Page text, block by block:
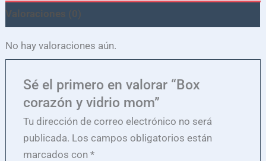
Valoraciones (0)
No hay valoraciones aún.
Sé el primero en valorar “Box
corazón y vidrio mom”
Tu dirección de correo electrónico no será
publicada. Los campos obligatorios están
marcados con *